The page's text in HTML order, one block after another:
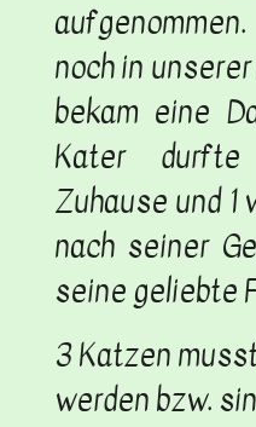
noch in
bekam eine
Kater
Zuhause und
nach seiner
seine geliebte
3 Katzen
werden bzw.